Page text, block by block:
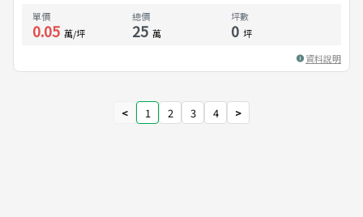
單價
0.05 萬/坪
總價
25 萬
坪數
0 坪
資料說明
< 1 2 3 4 >